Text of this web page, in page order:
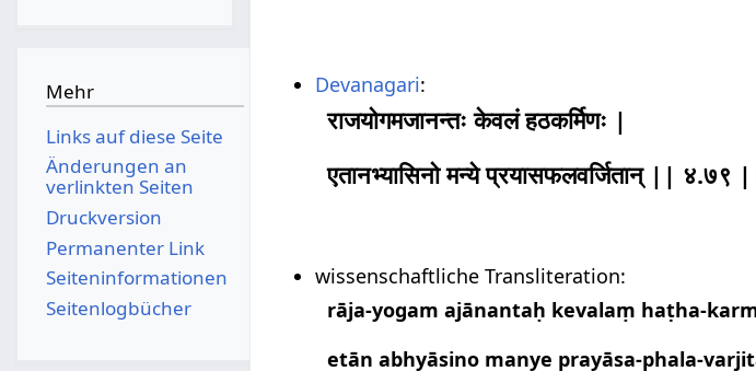
Devanagari:
राजयोगमजानन्तः केवलं हठकर्मिणः |
एतानभ्यासिनो मन्ये प्रयासफलवर्जितान् || ४.७९
wissenschaftliche Transliteration:
rāja-yogam ajānantaḥ kevalaṃ haṭha-
etān abhyāsino manye prayāsa-phala-
Mehr
Links auf diese Seite
Änderungen an
verlinkten Seiten
Druckversion
Permanenter Link
Seiten­­informationen
Seitenlogbücher